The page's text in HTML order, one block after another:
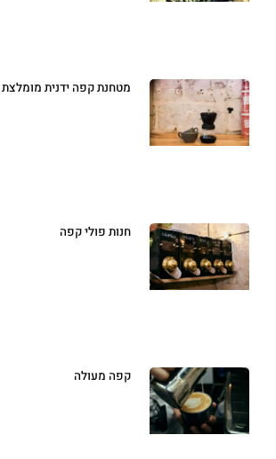
מטחנת קפה ידנית מומלצת
חנות פולי קפה
קפה מעולה